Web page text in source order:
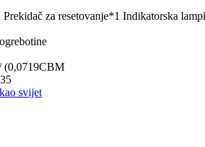
za resetovanje*1 Indikatorska
(0,0719CBM
svijet